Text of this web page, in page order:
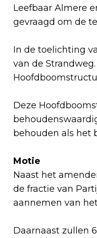
Leefbaar Almere
gevraagd om de
In de toelichting
van de
Deze
behouden als het
Motie
Naast het
de fractie van
aannemen van
Daarnaast zullen